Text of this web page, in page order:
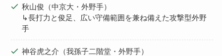
秋山俊（中京大・外野手）
↳長打力と俊足、広い守備範囲を兼ね備えた攻撃型外野
手
神谷虎之介（我孫子二階堂・外野手）